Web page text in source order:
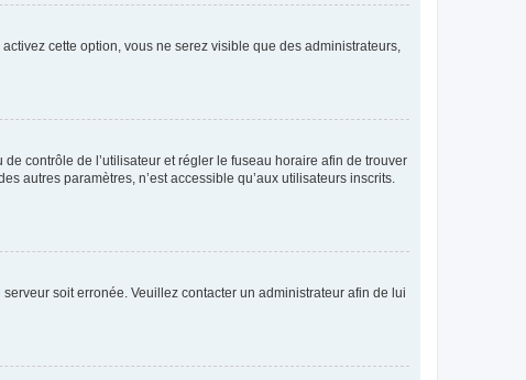
cette option, vous ne serez visible que des administrateurs,
contrôle de l’utilisateur et régler le fuseau horaire afin de trouver
autres paramètres, n’est accessible qu’aux utilisateurs inscrits.
soit erronée. Veuillez contacter un administrateur afin de lui